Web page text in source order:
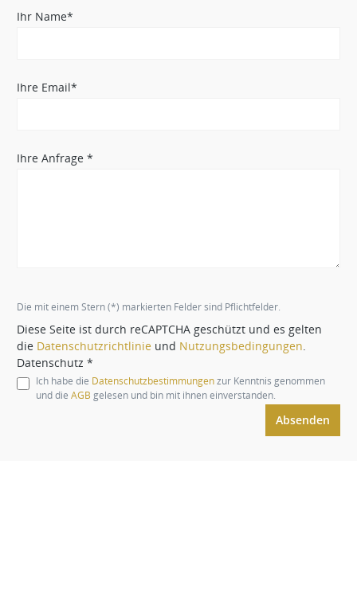
Ihr Name*
Ihre Email*
Ihre Anfrage *
Die mit einem Stern (*) markierten Felder sind Pflichtfelder.
Diese Seite ist durch reCAPTCHA geschützt und es gelten
die Datenschutzrichtlinie und Nutzungsbedingungen
Datenschutz *
Ich habe die Datenschutzbestimmungenzur Kenntnis genommen
und die AGB gelesen und bin mit ihnen einverstanden.
Absenden